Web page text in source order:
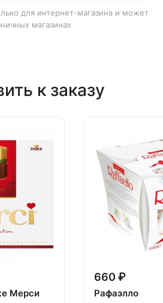
для интернет-магазина и может
магазинах
к заказу
Мерси
660 ₽
Рафаэлло